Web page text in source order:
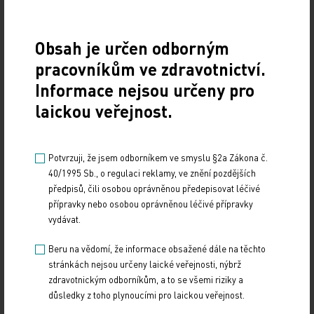
Zdroj:
Z REGIONŮ
Doporučené
Obsah je určen odborným
pracovníkům ve zdravotnictví.
Informace nejsou určeny pro
laickou veřejnost.
Potvrzuji, že jsem odborníkem ve smyslu §2a Zákona č.
40/1995 Sb., o regulaci reklamy, ve znění pozdějších
předpisů, čili osobou oprávněnou předepisovat léčivé
přípravky nebo osobou oprávněnou léčivé přípravky
vydávat.
Beru na vědomí, že informace obsažené dále na těchto
stránkách nejsou určeny laické veřejnosti, nýbrž
zdravotnickým odborníkům, a to se všemi riziky a
důsledky z toho plynoucími pro laickou veřejnost.